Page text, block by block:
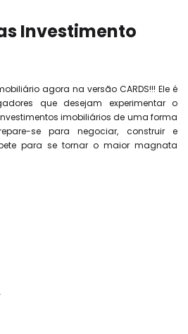
Investimento
agora na versão CARDS!!! Ele é
que desejam experimentar o
imobiliários de uma forma
se para negociar, construir e
para se tornar o maior magnata